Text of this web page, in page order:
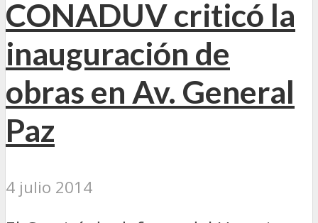
CONADUV criticó la
inauguración de
obras en Av. General
Paz
4 julio 2014